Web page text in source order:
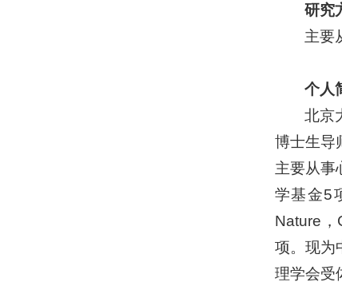
研究
主要
个人
北京
博士生导
主要从事
学基金5
Nature
项。现为
理学会受